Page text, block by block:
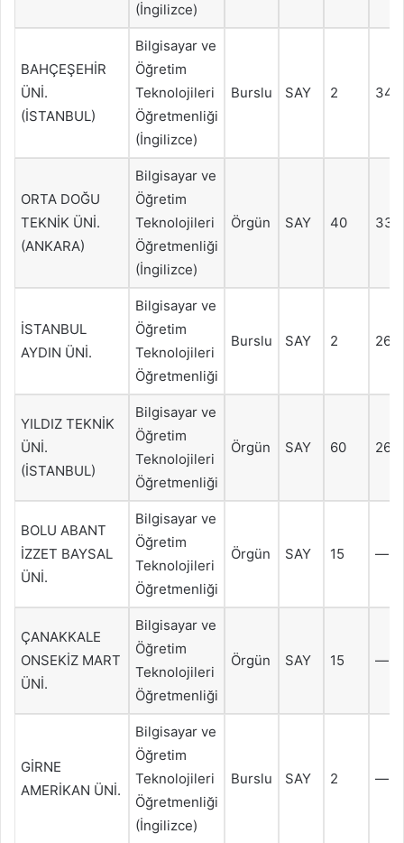
(İngilizce)
BAHÇEŞEHİR
ÜNİ.
(İSTANBUL)
Bilgisayar ve
Öğretim
Teknolojileri
Öğretmenliği
(İngilizce)
Burslu SAY 2
ORTA DOĞU
TEKNİK ÜNİ.
(ANKARA)
Bilgisayar ve
Öğretim
Teknolojileri
Öğretmenliği
(İngilizce)
Örgün SAY 40
İSTANBUL
AYDIN ÜNİ.
Bilgisayar ve
Öğretim
Teknolojileri
Öğretmenliği
Burslu SAY 2
YILDIZ TEKNİK
ÜNİ.
(İSTANBUL)
Bilgisayar ve
Öğretim
Teknolojileri
Öğretmenliği
Örgün SAY 60
BOLU ABANT
İZZET BAYSAL
ÜNİ.
Bilgisayar ve
Öğretim
Teknolojileri
Öğretmenliği
Örgün SAY 15 —
ÇANAKKALE
ONSEKİZ MART
ÜNİ.
Bilgisayar ve
Öğretim
Teknolojileri
Öğretmenliği
Örgün SAY 15 —
GİRNE
AMERİKAN ÜNİ.
Bilgisayar ve
Öğretim
Teknolojileri
Öğretmenliği
(İngilizce)
Burslu SAY 2 —